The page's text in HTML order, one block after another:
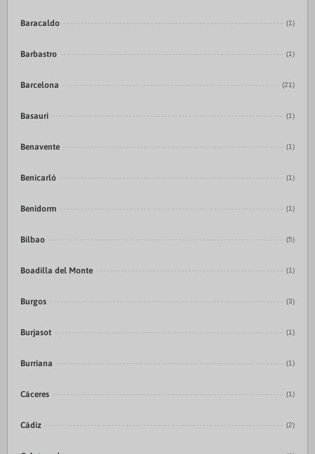
Baracaldo (1)
Barbastro (1)
Barcelona (21)
Basauri (1)
Benavente (1)
Benicarló (1)
Benidorm (1)
Bilbao (5)
Boadilla del Monte (1)
Burgos (3)
Burjasot (1)
Burriana (1)
Cáceres (1)
Cádiz (2)